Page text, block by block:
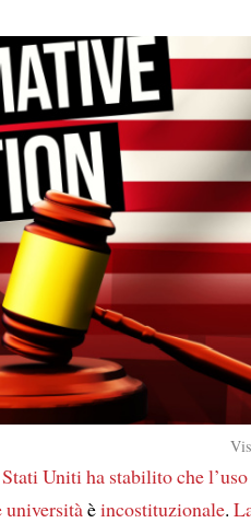
Uniti ha stabilito che
universitàèincostituzionale.